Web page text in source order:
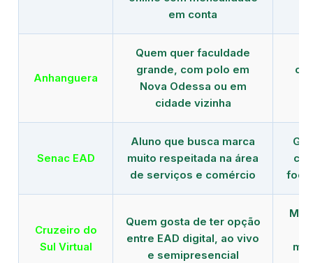
em conta
Anhanguera
Quem quer faculdade
grande, com polo em
Nova Odessa ou em
cidade vizinha
Senac EAD
Aluno que busca marca
muito respeitada na área
de serviços e comércio
foco
Cruzeiro do
Sul Virtual
Quem gosta de ter opção
entre EAD digital, ao vivo
e semipresencial